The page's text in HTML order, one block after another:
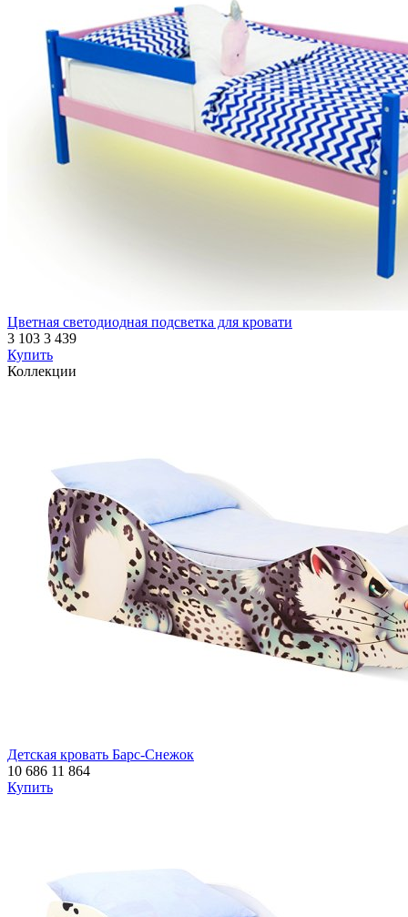
Цветная светодиодная подсветка для кровати
3 103 3 439
Купить
Коллекции
Детская кровать Барс-Снежок
10 686 11 864
Купить